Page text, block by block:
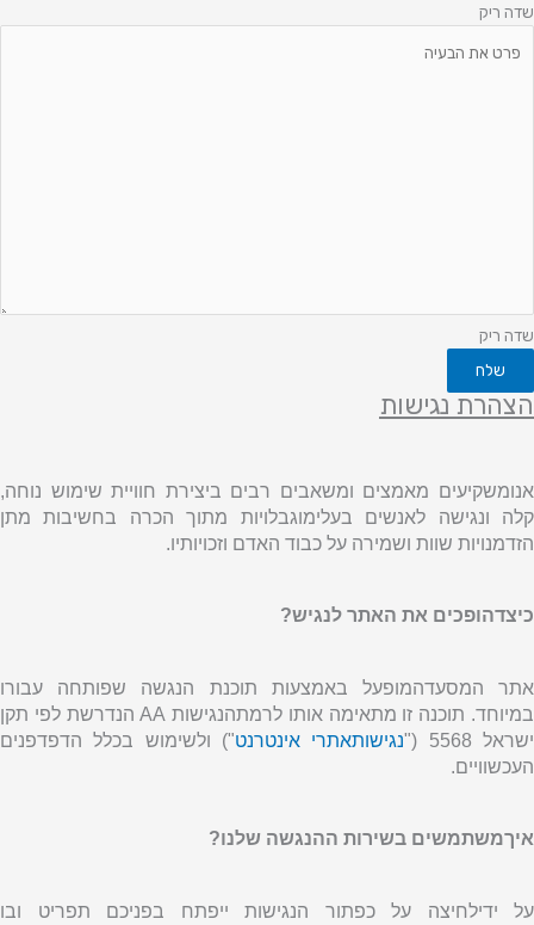
שדה ריק
שדה ריק
שלח
הצהרת נגישות
אנומשקיעים מאמצים ומשאבים רבים ביצירת חוויית שימוש נוחה,
קלה ונגישה לאנשים בעלימוגבלויות מתוך הכרה בחשיבות מתן
הזדמנויות שוות ושמירה על כבוד האדם וזכויותיו.
כיצדהופכים את האתר לנגיש?
אתר המסעדהמופעל באמצעות תוכנת הנגשה שפותחה עבורו
במיוחד. תוכנה זו מתאימה אותו לרמתהנגישות AAהנדרשת לפי תקן
ישראל 5568 ("
נגישותאתרי אינטרנט") ולשימוש בכלל הדפדפנים
העכשוויים.
איךמשתמשים בשירות ההנגשה שלנו?
על ידילחיצה על כפתור הנגישות ייפתח בפניכם תפריט ובו